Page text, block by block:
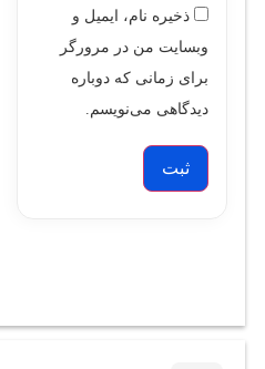
ذخیره نام، ایمیل و
وبسایت من در مرورگر
برای زمانی که دوباره
دیدگاهی می‌نویسم.